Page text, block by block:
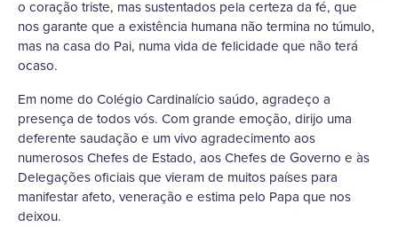
o coração triste, mas sustentados pela certeza da fé, que
nos garante que a existência humana não termina no túmulo,
mas na casa do Pai, numa vida de felicidade que não terá
ocaso.
Em nome do Colégio Cardinalício saúdo, agradeço a
presença de todos vós. Com grande emoção, dirijo uma
deferente saudação e um vivo agradecimento aos
numerosos Chefes de Estado, aos Chefes de Governo e às
Delegações oficiais que vieram de muitos países para
manifestar afeto, veneração e estima pelo Papa que nos
deixou.